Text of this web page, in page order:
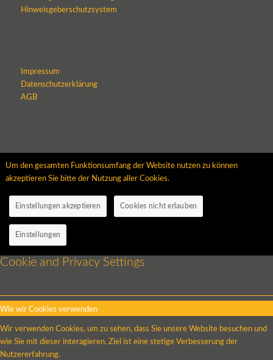
Hinweisgeberschutzsystem
Impressum
Datenschutzerklärung
AGB
Um den gesamten Funktionsumfang der Website nutzen zu können
akzeptieren Sie bitte der Nutzung aller Cookies.
Einstellungen akzeptieren Cookies nicht erlauben
Einstellungen
Cookie and Privacy Settings
Wie wir Cookies verwenden
Wir verwenden Cookies, um zu sehen, dass Sie unsere Website besuchen und
wie Sie mit dieser interagieren. Ziel ist eine stetige Verbesserung der
Nutzererfahrung.